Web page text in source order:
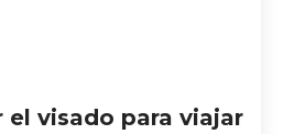
el visado para viajar